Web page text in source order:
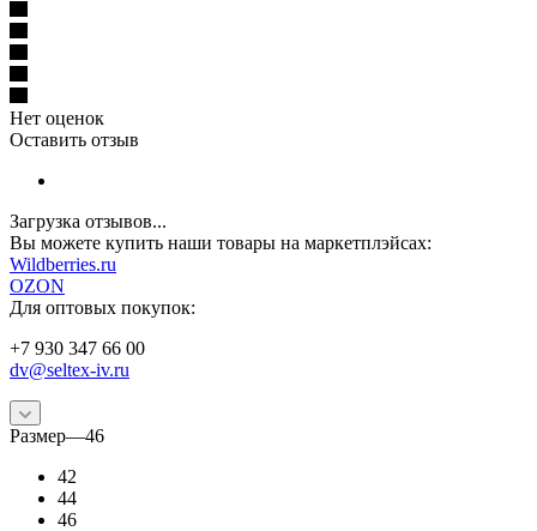
Нет оценок
Оставить отзыв
Загрузка отзывов...
Вы можете купить наши товары на маркетплэйсах:
Wildberries.ru
OZON
Для оптовых покупок:
+7 930 347 66 00
dv@seltex-iv.ru
Размер—46
42
44
46